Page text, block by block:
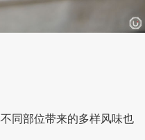
同部位带来的多样风味也